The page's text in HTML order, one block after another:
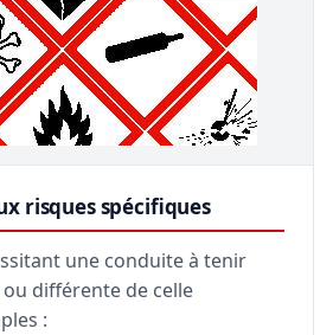
risques spécifiques
une conduite à tenir
différente de celle
: